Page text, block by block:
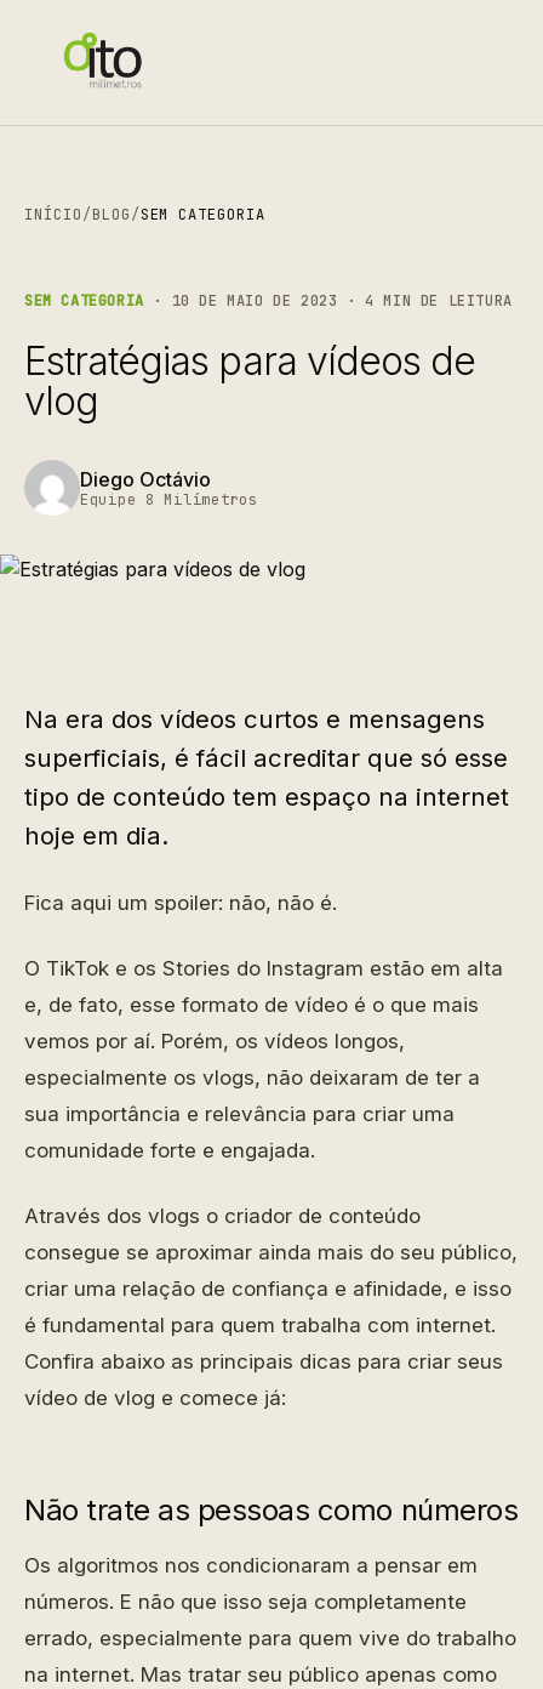
INÍCIO/BLOG/SEM CATEGORIA
SEM CATEGORIA· 10 DE MAIO DE 2023 · 4 MIN DE LEITURA
Estratégias para vídeos de
vlog
Diego Octávio
Equipe 8 Milímetros
Na era dos vídeos curtos e mensagens
superficiais, é fácil acreditar que só esse
tipo de conteúdo tem espaço na internet
hoje em dia.
Fica aqui um spoiler: não, não é.
O TikTok e os Stories do Instagram estão em alta
e, de fato, esse formato de vídeo é o que mais
vemos por aí. Porém, os vídeos longos,
especialmente os vlogs, não deixaram de ter a
sua importância e relevância para criar uma
comunidade forte e engajada.
Através dos vlogs o criador de conteúdo
consegue se aproximar ainda mais do seu público,
criar uma relação de confiança e afinidade, e isso
é fundamental para quem trabalha com internet.
Confira abaixo as principais dicas para criar seus
vídeo de vlog e comece já:
Não trate as pessoas como números
Os algoritmos nos condicionaram a pensar em
números. E não que isso seja completamente
errado, especialmente para quem vive do trabalho
na internet. Mas tratar seu público apenas como